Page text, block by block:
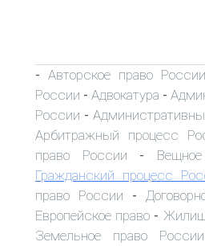
- Авторское право России
России - Адвокатура -
России -
Арбитражный процесс
право России -
Гражданский процесс
право России -
Европейское право -
Земельное право России